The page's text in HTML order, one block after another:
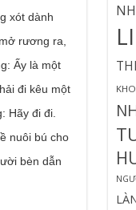
xót dành
rương ra,
Ấy là một
đi kêu một
Hãy đi đi.
nuôi bú cho
bèn dẫn